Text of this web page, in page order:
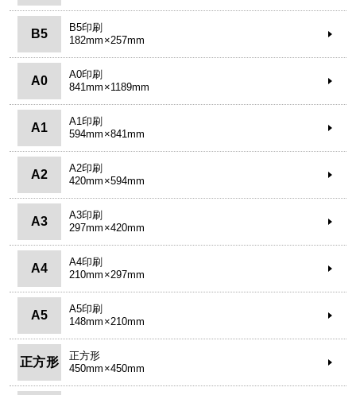
B5
B5印刷
182mm×257mm
A0
A0印刷
841mm×1189mm
A1
A1印刷
594mm×841mm
A2
A2印刷
420mm×594mm
A3
A3印刷
297mm×420mm
A4
A4印刷
210mm×297mm
A5
A5印刷
148mm×210mm
正方形
正方形
450mm×450mm